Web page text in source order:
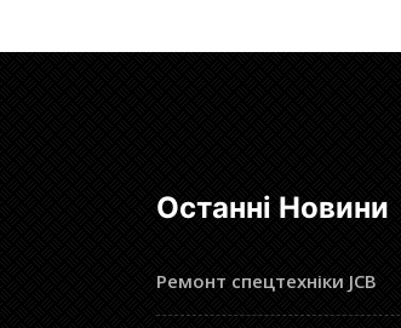
Останні Новини
Ремонт спецтехніки JCB